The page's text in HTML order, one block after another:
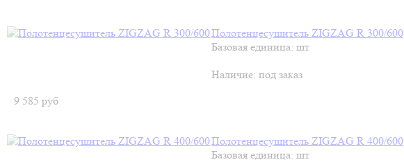
Полотенцесушитель ZIGZAG R 300/600
Базовая единица: шт
Наличие: под заказ
9 585 руб
Полотенцесушитель ZIGZAG R 400/600
Базовая единица: шт